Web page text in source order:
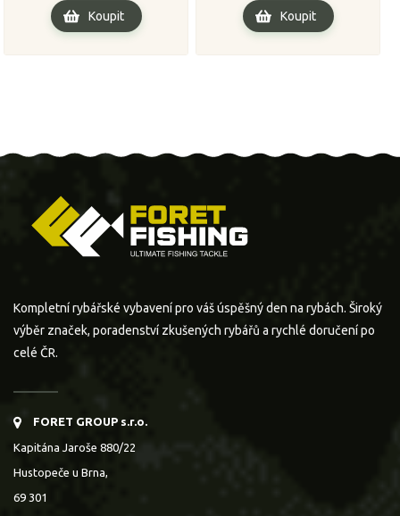
Koupit Koupit
Kompletní rybářské vybavení pro váš úspěšný den na rybách. Široký
výběr značek, poradenství zkušených rybářů a rychlé doručení po
celé ČR.
FORET GROUP s.r.o.
Kapitána Jaroše 880/22
Hustopeče u Brna,
69 301